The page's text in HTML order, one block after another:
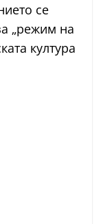
се
„режим на
култура